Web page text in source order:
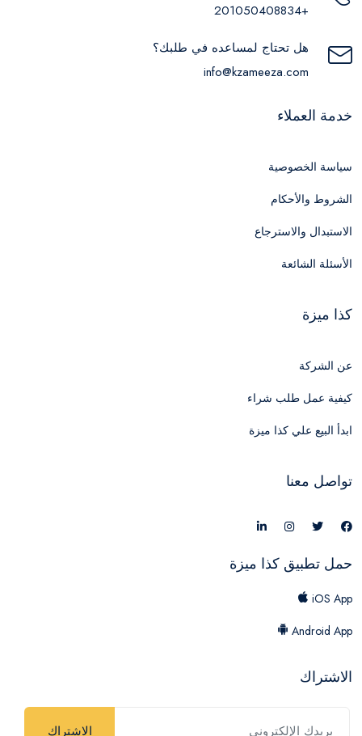
+201050408834
هل تحتاج لمساعده في طلبك؟
info@kzameeza.com
خدمة العملاء
سياسة الخصوصية
الشروط والأحكام
الاستبدال والاسترجاع
الأسئلة الشائعة
كذا ميزة
عن الشركة
كيفية عمل طلب شراء
ابدأ البيع علي كذا ميزة
تواصل معنا
حمل تطبيق كذا ميزة
iOS App
Android App
الاشتراك
الاشتراك